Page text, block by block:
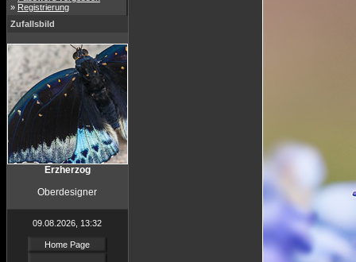
» Registrierung
Zufallsbild
Erzherzog
Oberdesigner
09.08.2026, 13:32
Home Page